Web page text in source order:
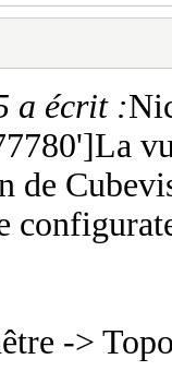
a écrit :
de
->